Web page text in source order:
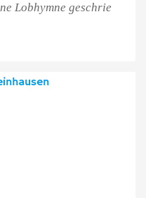
Lobhymne geschrie